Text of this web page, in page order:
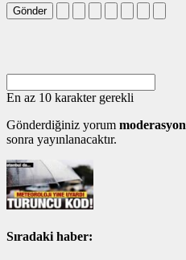
Gönder
En az 10 karakter gerekli
Gönderdiğiniz yorum moderasyon
sonra yayınlanacaktır.
Sıradaki haber: